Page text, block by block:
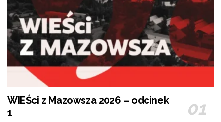
WIEŚci z Mazowsza 2026 – odcinek
1